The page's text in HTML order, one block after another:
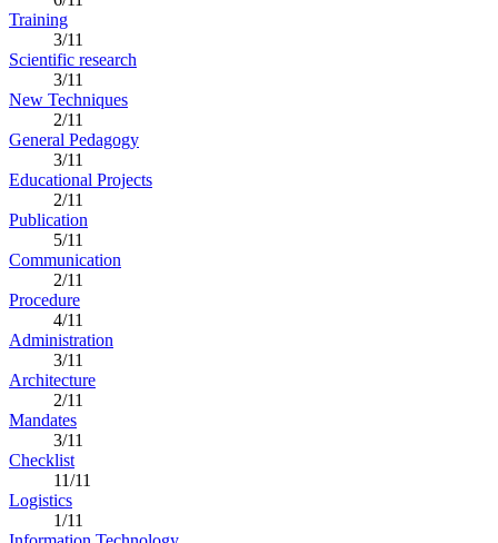
Training
3/11
Scientific research
3/11
New Techniques
2/11
General Pedagogy
3/11
Educational Projects
2/11
Publication
5/11
Communication
2/11
Procedure
4/11
Administration
3/11
Architecture
2/11
Mandates
3/11
Checklist
11/11
Logistics
1/11